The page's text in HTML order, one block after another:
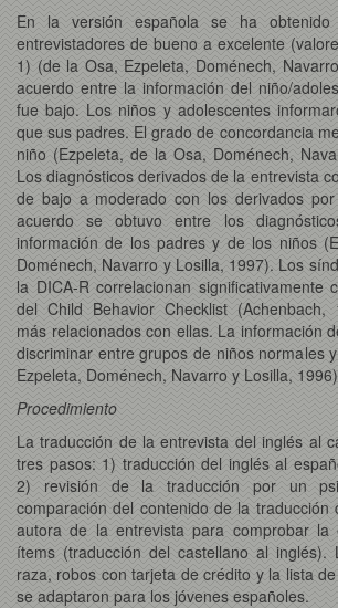
En la versión española se ha
entrevistadores de bueno a excelente
1) (de la Osa, Ezpeleta, Doménech,
acuerdo entre la información del niño/
fue bajo. Los niños y adolescentes
que sus padres. El grado de concordancia
niño (Ezpeleta, de la Osa, Doménech,
Los diagnósticos derivados de la entrevista
de bajo a moderado con los derivados
acuerdo se obtuvo entre los
información de los padres y de los niños
Doménech, Navarro y Losilla, 1997). Los
la DICA-R correlacionan significativamente
del Child Behavior Checklist (Achenbach,
más relacionados con ellas. La información
discriminar entre grupos de niños normales
Ezpeleta, Doménech, Navarro y Losilla,
Procedimiento
La traducción de la entrevista del inglés al
tres pasos: 1) traducción del inglés al
2) revisión de la traducción por un
comparación del contenido de la
autora de la entrevista para comprobar la
ítems (traducción del castellano al inglés).
raza, robos con tarjeta de crédito y la lista
se adaptaron para los jóvenes españoles.